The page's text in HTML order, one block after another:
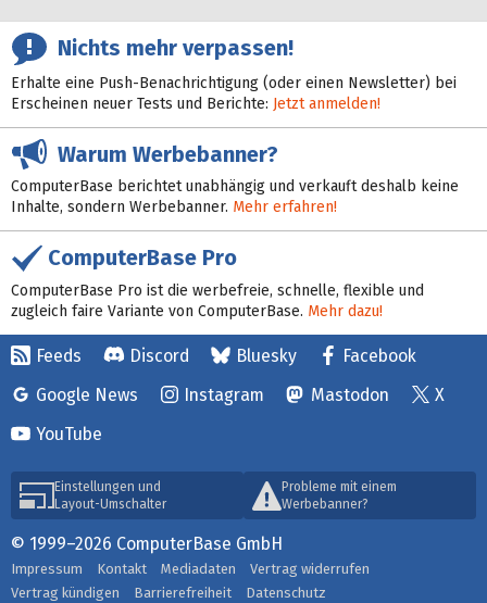
Nichts mehr verpassen!
Erhalte eine Push-Benachrichtigung (oder einen Newsletter) bei
Erscheinen neuer Tests und Berichte: Jetzt anmelden!
Warum Werbebanner?
ComputerBase berichtet unabhängig und verkauft deshalb keine
Inhalte, sondern Werbebanner. Mehr erfahren!
ComputerBase Pro
ComputerBase Pro ist die werbefreie, schnelle, flexible und
zugleich faire Variante von ComputerBase. Mehr dazu!
Feeds Discord Bluesky
Facebook
Google News
Instagram Mastodon
X
YouTube
Einstellungen und
Layout-Umschalter
Probleme mit einem
Werbebanner?
© 1999–2026 ComputerBase GmbH
Impressum Kontakt Mediadaten
Vertrag widerrufen
Vertrag kündigen
Barrierefreiheit Datenschutz